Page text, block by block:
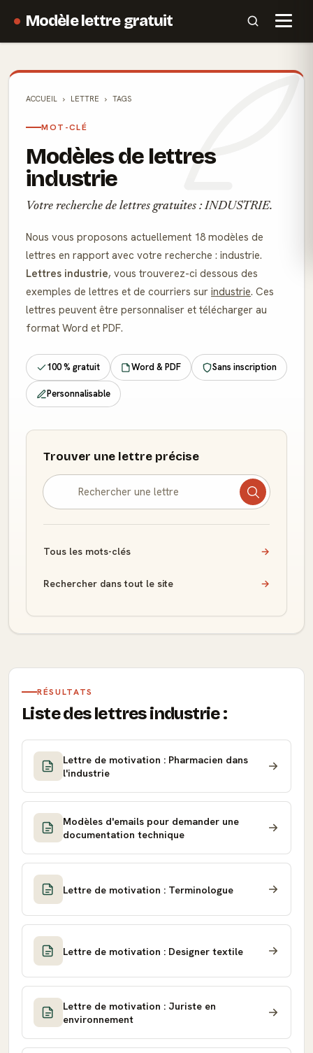
Modèle lettre gratuit
ACCUEIL LETTRE TAGS
MOT-CLÉ
Modèles de lettres
industrie
Votre recherche de lettres gratuites : INDUSTRIE.
Nous vous proposons actuellement 18 modèles de
lettres en rapport avec votre recherche : industrie.
Lettres industrie, vous trouverez-ci dessous des
exemples de lettres et de courriers sur industrie. Ces
lettres peuvent être personnaliser et télécharger au
format Word et PDF.
100 % gratuit Word & PDF Sans inscription
Personnalisable
Trouver une lettre précise
Tous les mots-clés →
Rechercher dans tout le site →
RÉSULTATS
Liste des lettres industrie :
Lettre de motivation : Pharmacien dans
l'industrie
Modèles d'emails pour demander une
documentation technique
Lettre de motivation : Terminologue
Lettre de motivation : Designer textile
Lettre de motivation : Juriste en
environnement